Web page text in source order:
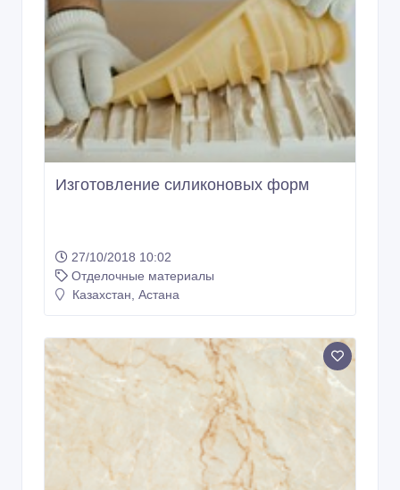
Изготовление силиконовых форм
27/10/2018 10:02
Отделочные материалы
Казахстан, Астана